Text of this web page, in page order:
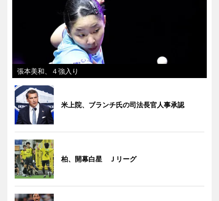
張本美和、４強入り
米上院、ブランチ氏の司法長官人事承認
柏、開幕白星 Ｊリーグ